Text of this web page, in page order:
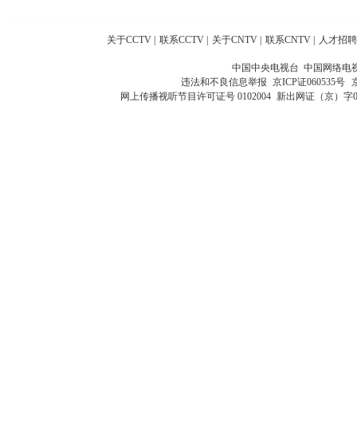
关于CCTV | 联系CCTV | 关于CNTV | 联系CNTV | 人才招聘
中国中央电视台 中国网络电
违法和不良信息举报 京ICP证060535号
网上传播视听节目许可证号 0102004 新出网证（京）